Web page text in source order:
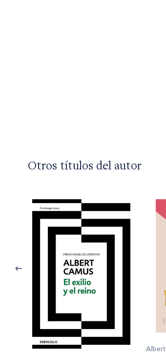
Otros títulos del autor